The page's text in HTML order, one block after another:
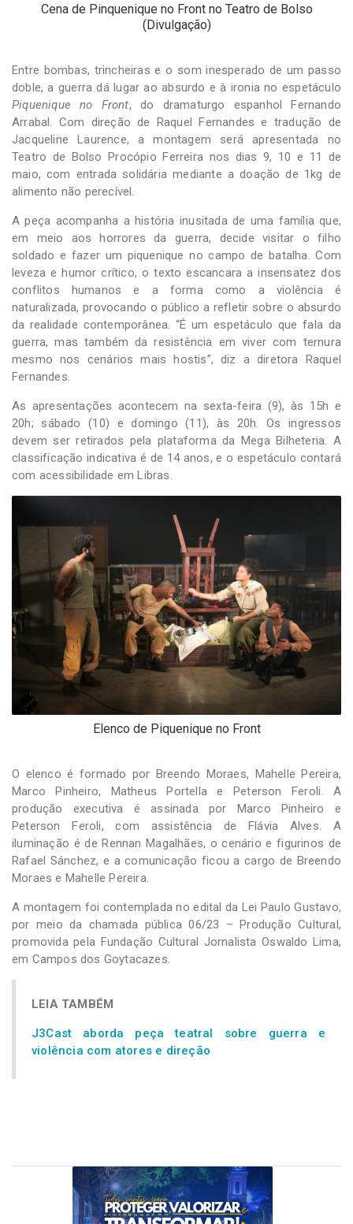
Cena de Pinquenique no Front no Teatro de Bolso
(Divulgação)
Entre bombas, trincheiras e o som inesperado de um passo
doble, a guerra dá lugar ao absurdo e à ironia no espetáculo
Piquenique no Front, do dramaturgo espanhol Fernando
Arrabal. Com direção de Raquel Fernandes e tradução de
Jacqueline Laurence, a montagem será apresentada no
Teatro de Bolso Procópio Ferreira nos dias 9, 10 e 11 de
maio, com entrada solidária mediante a doação de 1kg de
alimento não perecível.
A peça acompanha a história inusitada de uma família que,
em meio aos horrores da guerra, decide visitar o filho
soldado e fazer um piquenique no campo de batalha. Com
leveza e humor crítico, o texto escancara a insensatez dos
conflitos humanos e a forma como a violência é
naturalizada, provocando o público a refletir sobre o absurdo
da realidade contemporânea. “É um espetáculo que fala da
guerra, mas também da resistência em viver com ternura
mesmo nos cenários mais hostis”, diz a diretora Raquel
Fernandes.
As apresentações acontecem na sexta-feira (9), às 15h e
20h; sábado (10) e domingo (11), às 20h. Os ingressos
devem ser retirados pela plataforma da Mega Bilheteria. A
classificação indicativa é de 14 anos, e o espetáculo contará
com acessibilidade em Libras.
Elenco de Piquenique no Front
O elenco é formado por Breendo Moraes, Mahelle Pereira,
Marco Pinheiro, Matheus Portella e Peterson Feroli. A
produção executiva é assinada por Marco Pinheiro e
Peterson Feroli, com assistência de Flávia Alves. A
iluminação é de Rennan Magalhães, o cenário e figurinos de
Rafael Sánchez, e a comunicação ficou a cargo de Breendo
Moraes e Mahelle Pereira.
A montagem foi contemplada no edital da Lei Paulo Gustavo,
por meio da chamada pública 06/23 – Produção Cultural,
promovida pela Fundação Cultural Jornalista Oswaldo Lima,
em Campos dos Goytacazes.
LEIA TAMBÉM
J3Cast aborda peça teatral sobre guerra e
violência com atores e direção